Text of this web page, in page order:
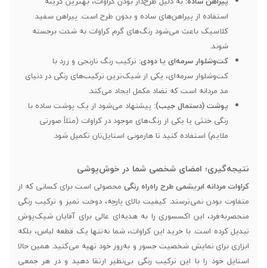
استفاده از پیراهن‌های ساده و بدون طرح است. پیراهن سفید
کلاسیک باعث می‌شود رنگ‌های گرم کراوات به شدت برجسته
شوند.
کت‌وشلوار سرمه‌ای یا دودی: ترکیب رنگ نارنجی و زرد با
کت‌وشلوار سرمه‌ای، یکی از شیک‌ترین ترکیب‌های رنگی در دنیای
مد مردانه است که تضاد مکمل ایجاد می‌کند.
پوشت (دستمال جیب): پیشنهاد می‌شود از یک پوشت ساده با
رنگی خنثی یا یکی از رنگ‌های موجود در کراوات (مثلاً صورتی
ملایم) استفاده کنید تا هارمونی استایل‌تان تکمیل شود.
نتیجه‌گیری؛ امضای شخصی شما در خوش‌پوشی
کراوات مردانه ابریشمی طرح راه‌راه رنگی محصولی است برای کسانی که از
متفاوت بودن نمی‌ترسند. کیفیت بالای پارچه، دوخت تمیز و ترکیب رنگی
منحصربه‌فرد، این اکسسوری را به هدیه‌ای عالی برای آقایان شیک‌پوش
تبدیل کرده است. با خرید این کراوات، شما نه‌تنها یک قطعه لباس، بلکه
ابزاری برای نمایش شخصیت جسور و به‌روز خود تهیه می‌کنید. همین حالا
استایل خود را با این ترکیب رنگی بی‌نظیر ارتقا دهید و در هر جمعی